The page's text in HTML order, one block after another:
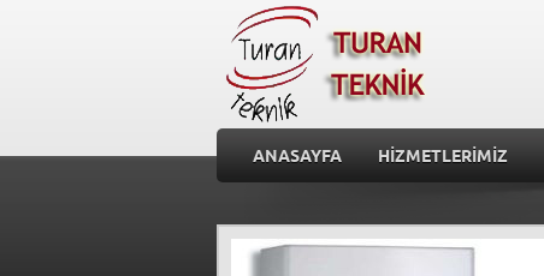
ANASAYFA HİZMETLERİMİZ